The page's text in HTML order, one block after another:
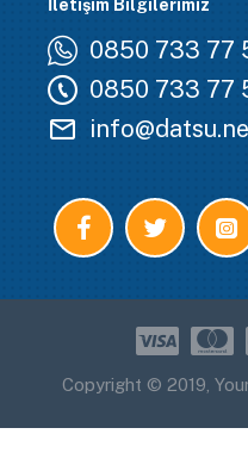
İletişim Bilgilerimiz
0850 733 77
0850 733 77
Copyright © 2019,